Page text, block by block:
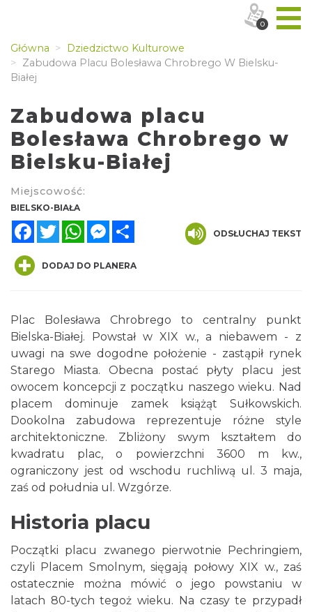
Główna
Dziedzictwo Kulturowe
Zabudowa Placu Bolesława Chrobrego W Bielsku-
Białej
Zabudowa placu
Bolesława Chrobrego w
Bielsku-Białej
Miejscowość:
BIELSKO-BIAŁA
FacebookTwitterWhatsAppMessenger
ODSŁUCHAJ TEKST
DODAJ DO PLANERA
Plac Bolesława Chrobrego to centralny punkt
Bielska-Białej. Powstał w XIX w., a niebawem - z
uwagi na swe dogodne położenie - zastąpił rynek
Starego Miasta. Obecna postać płyty placu jest
owocem koncepcji z początku naszego wieku. Nad
placem dominuje zamek książąt Sułkowskich.
Dookolna zabudowa reprezentuje różne style
architektoniczne. Zbliżony swym kształtem do
kwadratu plac, o powierzchni 3600 m kw.,
ograniczony jest od wschodu ruchliwą ul. 3 maja,
zaś od południa ul. Wzgórze.
Historia placu
Początki placu zwanego pierwotnie Pechringiem,
czyli Placem Smolnym, sięgają połowy XIX w., zaś
ostatecznie można mówić o jego powstaniu w
latach 80-tych tegoż wieku. Na czasy te przypadł
0